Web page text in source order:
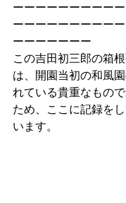
ーーーーーーーーー
ーーーーーーーーー
ーーーーーーー
この吉田初三郎の箱
は、開園当初の和風
れている貴重なもの
ため、ここに記録を
います。